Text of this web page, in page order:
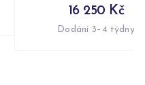
16 250 Kč
Dodání 3–4 týdny